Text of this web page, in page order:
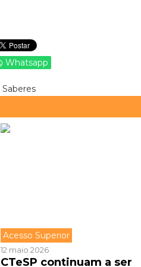
Whatsapp
Saberes
Acesso Superior
12 maio 2026
CTeSP continuam a ser